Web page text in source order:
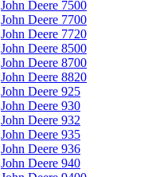
John Deere 7500
John Deere 7700
John Deere 7720
John Deere 8500
John Deere 8700
John Deere 8820
John Deere 925
John Deere 930
John Deere 932
John Deere 935
John Deere 936
John Deere 940